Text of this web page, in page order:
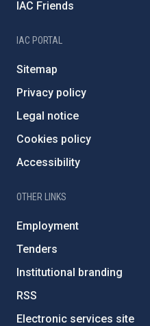
IAC Friends
IAC PORTAL
Sitemap
Privacy policy
Legal notice
Cookies policy
Accessibility
OTHER LINKS
Employment
Tenders
Institutional branding
RSS
Electronic services site